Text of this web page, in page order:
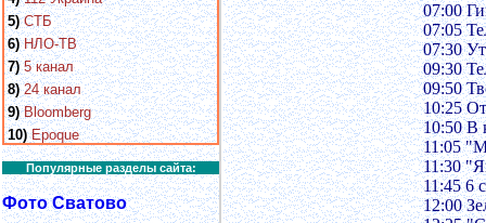
5) СТБ
6) НЛО-ТВ
7) 5 канал
8) 24 канал
9) Bloomberg
10) Epoque
Популярные разделы сайта:
Фото Сватово
07:00
07:05
07:30
09:30
09:50
10:25
10:50 В
11:05
11:30
11:45 6
12:00